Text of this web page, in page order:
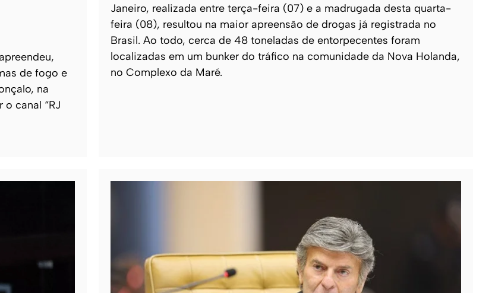
de fogo e
na
canal “RJ
Janeiro, realizada entre terça-feira (07) e a madrugada desta quarta-
feira (08), resultou na maior apreensão de drogas já registrada no
Brasil. Ao todo, cerca de 48 toneladas de entorpecentes foram
localizadas em um bunker do tráfico na comunidade da Nova Holanda,
no Complexo da Maré.